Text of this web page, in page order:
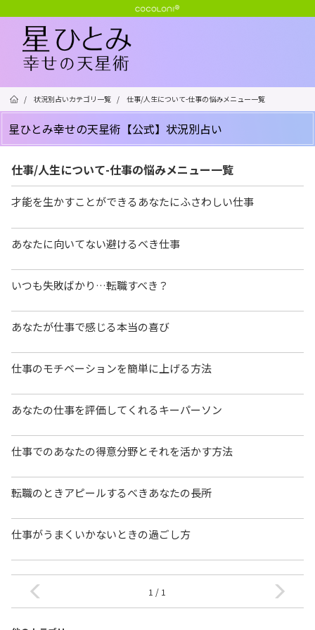
/ 状況別占いカテゴリ一覧 / 仕事/人生について-仕事の悩みメニュー一覧
星ひとみ幸せの天星術【公式】状況別占い
仕事/人生について-仕事の悩みメニュー一覧
才能を生かすことができるあなたにふさわしい仕事
あなたに向いてない避けるべき仕事
いつも失敗ばかり…転職すべき？
あなたが仕事で感じる本当の喜び
仕事のモチベーションを簡単に上げる方法
あなたの仕事を評価してくれるキーパーソン
仕事でのあなたの得意分野とそれを活かす方法
転職のときアピールするべきあなたの長所
仕事がうまくいかないときの過ごし方
1 / 1